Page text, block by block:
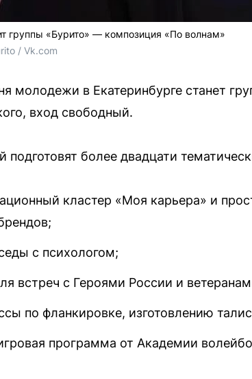
группы «Бурито» — композиция «По волнам»
/ Vk.com
молодежи в Екатеринбурге станет
вход свободный.
подготовят более двадцати
кластер «Моя карьера» и
с психологом;
встреч с Героями России и
по фланкировке, изготовлению
программа от Академии